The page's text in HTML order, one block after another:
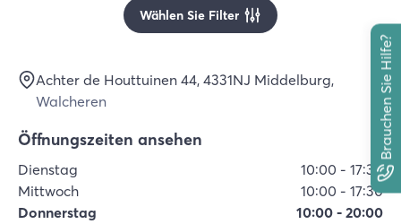
Brauchen Sie Hilfe?
Wählen Sie Filter
Achter de Houttuinen 44, 4331NJ Middelburg,
Walcheren
Öffnungszeiten ansehen
Dienstag 10:00 - 17:30
Mittwoch
10:00 - 17:30
Donnerstag
10:00 - 20:00